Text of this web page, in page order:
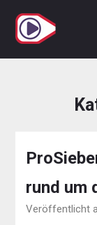
Inhalt
springen
rund um
Veröffentlicht